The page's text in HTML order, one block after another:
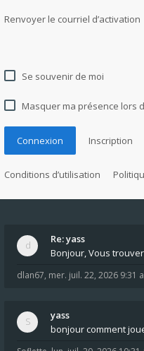
Renvoyer le courriel d’activation
Se souvenir de moi
Masquer ma présence lors
Connexion Inscription
Conditions d’utilisation
Re: yass
Bonjour, Vous
dlan67, mer. juil. 22, 2026 9:31
yass
bonjour comment